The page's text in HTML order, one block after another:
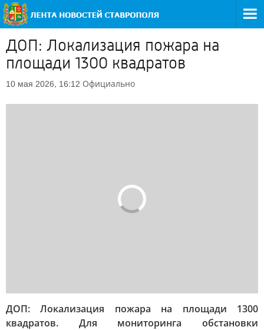
ДОП: Локализация пожара на
площади 1300 квадратов
10 мая 2026, 16:12 Официально
ДОП: Локализация пожара на площади 1300
квадратов. Для мониторинга обстановки